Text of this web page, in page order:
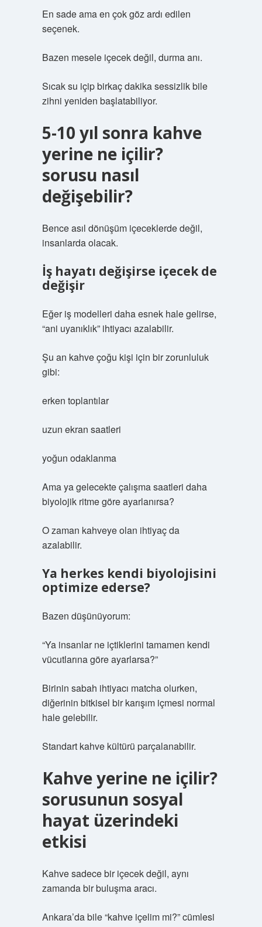
En sade ama en çok göz ardı edilen
seçenek.
Bazen mesele içecek değil, durma anı.
Sıcak su içip birkaç dakika sessizlik bile
zihni yeniden başlatabiliyor.
5-10 yıl sonra kahve
yerine ne içilir?
sorusu nasıl
değişebilir?
Bence asıl dönüşüm içeceklerde değil,
insanlarda olacak.
İş hayatı değişirse içecek de
değişir
Eğer iş modelleri daha esnek hale gelirse,
“ani uyanıklık” ihtiyacı azalabilir.
Şu an kahve çoğu kişi için bir zorunluluk
gibi:
erken toplantılar
uzun ekran saatleri
yoğun odaklanma
Ama ya gelecekte çalışma saatleri daha
biyolojik ritme göre ayarlanırsa?
O zaman kahveye olan ihtiyaç da
azalabilir.
Ya herkes kendi biyolojisini
optimize ederse?
Bazen düşünüyorum:
“Ya insanlar ne içtiklerini tamamen kendi
vücutlarına göre ayarlarsa?”
Birinin sabah ihtiyacı matcha olurken,
diğerinin bitkisel bir karışım içmesi normal
hale gelebilir.
Standart kahve kültürü parçalanabilir.
Kahve yerine ne içilir?
sorusunun sosyal
hayat üzerindeki
etkisi
Kahve sadece bir içecek değil, aynı
zamanda bir buluşma aracı.
Ankara’da bile “kahve içelim mi?” cümlesi